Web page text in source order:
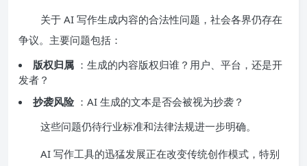
关于 AI 写作生成内容的合法性问题，社会各界仍存在
争议。主要问题包括：
版权归属 ：生成的内容版权归谁？用户、平台，还是开
发者？
抄袭风险 ：AI 生成的文本是否会被视为抄袭？
这些问题仍待行业标准和法律法规进一步明确。
AI 写作工具的迅猛发展正在改变传统创作模式，特别